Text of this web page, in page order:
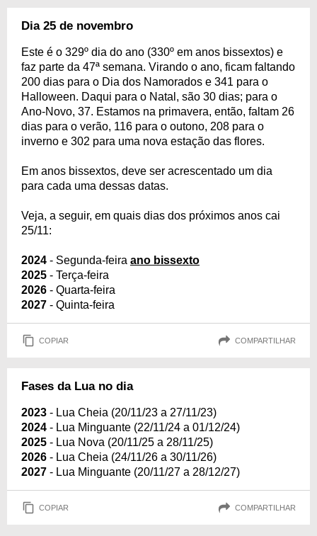
Dia 25 de novembro
Este é o 329º dia do ano (330º em anos bissextos) e
faz parte da 47ª semana. Virando o ano, ficam faltando
200 dias para o Dia dos Namorados e 341 para o
Halloween. Daqui para o Natal, são 30 dias; para o
Ano-Novo, 37. Estamos na primavera, então, faltam 26
dias para o verão, 116 para o outono, 208 para o
inverno e 302 para uma nova estação das flores.
Em anos bissextos, deve ser acrescentado um dia
para cada uma dessas datas.
Veja, a seguir, em quais dias dos próximos anos cai
25/11:
2024 - Segunda-feira ano bissexto
2025 - Terça-feira
2026 - Quarta-feira
2027 - Quinta-feira
COPIAR COMPARTILHAR
Fases da Lua no dia
2023 - Lua Cheia (20/11/23 a 27/11/23)
2024 - Lua Minguante (22/11/24 a 01/12/24)
2025 - Lua Nova (20/11/25 a 28/11/25)
2026 - Lua Cheia (24/11/26 a 30/11/26)
2027 - Lua Minguante (20/11/27 a 28/12/27)
COPIAR COMPARTILHAR